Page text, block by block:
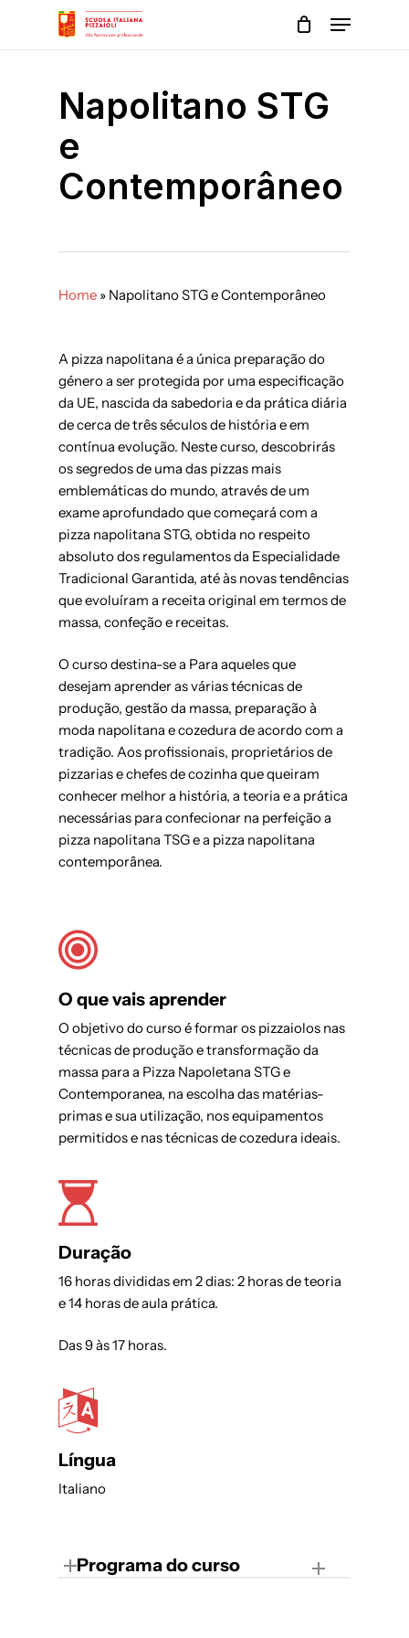
Menu
Napolitano STG
e
Contemporâneo
Home » Napolitano STG e Contemporâneo
A pizza napolitana é a única preparação do
género a ser protegida por uma especificação
da UE, nascida da sabedoria e da prática diária
de cerca de três séculos de história e em
contínua evolução. Neste curso, descobrirás
os segredos de uma das pizzas mais
emblemáticas do mundo, através de um
exame aprofundado que começará com a
pizza napolitana STG, obtida no respeito
absoluto dos regulamentos da Especialidade
Tradicional Garantida, até às novas tendências
que evoluíram a receita original em termos de
massa, confeção e receitas.
O curso destina-se a Para aqueles que
desejam aprender as várias técnicas de
produção, gestão da massa, preparação à
moda napolitana e cozedura de acordo com a
tradição. Aos profissionais, proprietários de
pizzarias e chefes de cozinha que queiram
conhecer melhor a história, a teoria e a prática
necessárias para confecionar na perfeição a
pizza napolitana TSG e a pizza napolitana
contemporânea.
O que vais aprender
O objetivo do curso é formar os pizzaiolos nas
técnicas de produção e transformação da
massa para a Pizza Napoletana STG e
Contemporanea, na escolha das matérias-
primas e sua utilização, nos equipamentos
permitidos e nas técnicas de cozedura ideais.
Duração
16 horas divididas em 2 dias: 2 horas de teoria
e 14 horas de aula prática.
Das 9 às 17 horas.
Língua
Italiano
Programa do curso